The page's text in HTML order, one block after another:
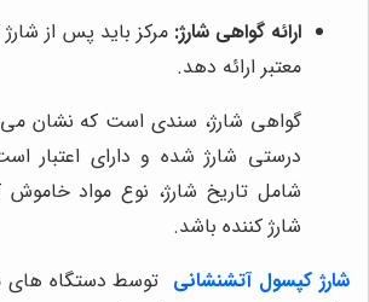
ارائه گواهی شارژ: مرکز باید پس از
معتبر ارائه دهد.
گواهی شارژ، سندی است که نشان
درستی شارژ شده و دارای اعتبار
شامل تاریخ شارژ، نوع مواد خاموش
شارژ کننده باشد.
شارژ کپسول آتشنشانی توسط دستگاه